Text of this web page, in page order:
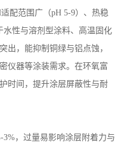
适配范围广（pH 5-9）、热稳
性与溶剂型涂料、高温固化
出，能抑制铜绿与铝点蚀，
仪器等涂装需求。在环氧富
时间，提升涂层屏蔽性与耐
3%，过量易影响涂层附着力与